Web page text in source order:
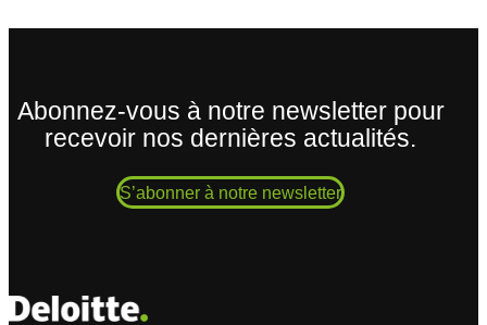
Abonnez-vous à notre newsletter pour
recevoir nos dernières actualités.
S’abonner à notre newsletter